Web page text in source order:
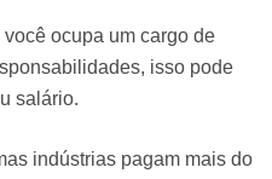
você ocupa um cargo de
isso pode
salário.
indústrias pagam mais do